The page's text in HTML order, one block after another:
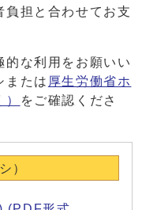
負担と合わせてお支
な利用をお願いい
または 厚生労働省ホ
をご確認くださ
）